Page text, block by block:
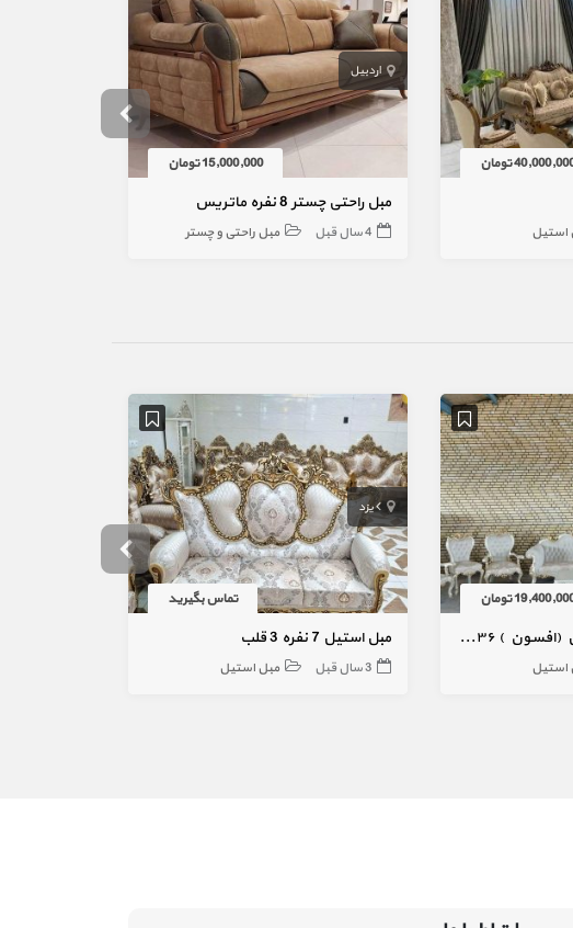
تومان
استیل
اردبیل
15,000,000 تومان
مبل راحتی چستر 8 نفره ماتریس
4 سال قبل مبل راحتی و چستر
تومان
مبل استیل چوب راش (افسون ) ۳۶ماه ضمانت
استیل
یزد
تماس بگیرید
مبل استیل 7 نفره 3 قلب
3 سال قبل مبل استیل